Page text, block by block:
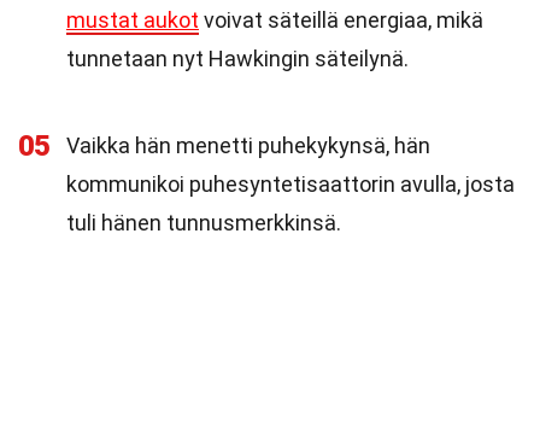
mustat aukot voivat säteillä energiaa, mikä
tunnetaan nyt Hawkingin säteilynä.
05
Vaikka hän menetti puhekykynsä, hän
kommunikoi puhesyntetisaattorin avulla, josta
tuli hänen tunnusmerkkinsä.